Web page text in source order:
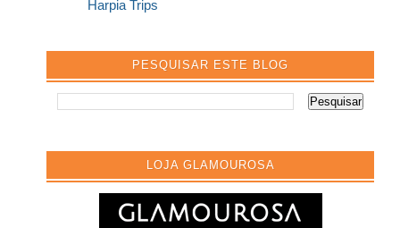
Harpia Trips
PESQUISAR ESTE BLOG
LOJA GLAMOUROSA